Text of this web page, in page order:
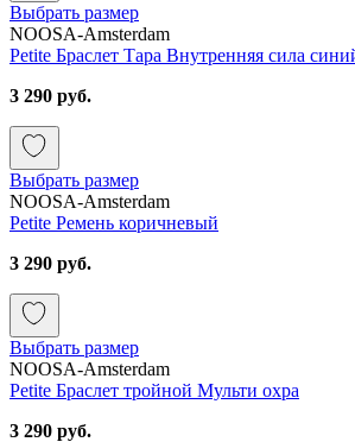
Выбрать размер
NOOSA-Amsterdam
Petite Браслет Тара Внутренняя сила
3 290 руб.
Выбрать размер
NOOSA-Amsterdam
Petite Ремень коричневый
3 290 руб.
Выбрать размер
NOOSA-Amsterdam
Petite Браслет тройной Мульти охра
3 290 руб.